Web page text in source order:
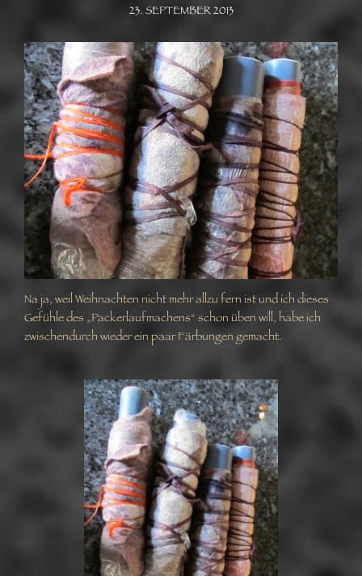
23. SEPTEMBER 2013
Na ja, weil Weihnachten nicht mehr allzu fern ist und ich dieses
Gefühle des „Packerlaufmachens“ schon üben will, habe ich
zwischendurch wieder ein paar Färbungen gemacht.